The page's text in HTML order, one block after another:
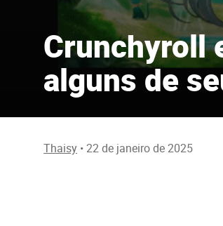
Crunchyroll
alguns de
Thaisy •22 de janeiro de 2025